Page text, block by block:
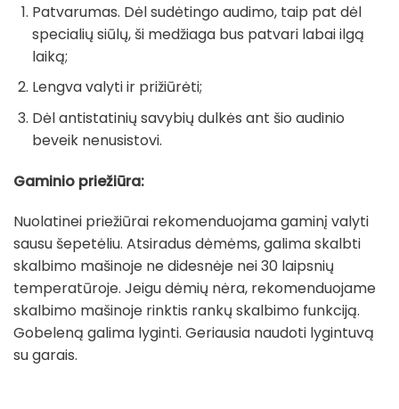
Patvarumas. Dėl sudėtingo audimo, taip pat dėl
specialių siūlų, ši medžiaga bus patvari labai ilgą
laiką;
Lengva valyti ir prižiūrėti;
Dėl antistatinių savybių dulkės ant šio audinio
beveik nenusistovi.
Gaminio priežiūra:
Nuolatinei priežiūrai rekomenduojama gaminį valyti
sausu šepetėliu. Atsiradus dėmėms, galima skalbti
skalbimo mašinoje ne didesnėje nei 30 laipsnių
temperatūroje. Jeigu dėmių nėra, rekomenduojame
skalbimo mašinoje rinktis rankų skalbimo funkciją.
Gobeleną galima lyginti. Geriausia naudoti lygintuvą
su garais.